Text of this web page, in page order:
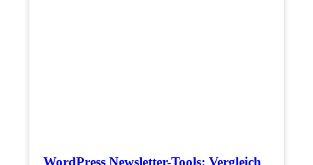
WordPress Newsletter-Tools: Vergleich